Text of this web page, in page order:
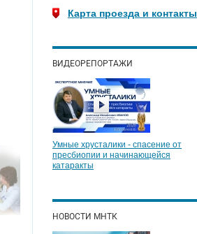
Карта проезда и контакты
ВИДЕОРЕПОРТАЖИ
Умные хрусталики - спасение от
пресбиопии и начинающейся
катаракты
НОВОСТИ МНТК